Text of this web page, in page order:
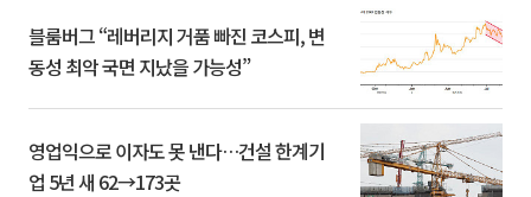
블룸버그 “레버리지 거품 빠진 코스피, 변
동성 최악 국면 지났을 가능성”
영업익으로 이자도 못 낸다…건설 한계기
업 5년 새 62→173곳